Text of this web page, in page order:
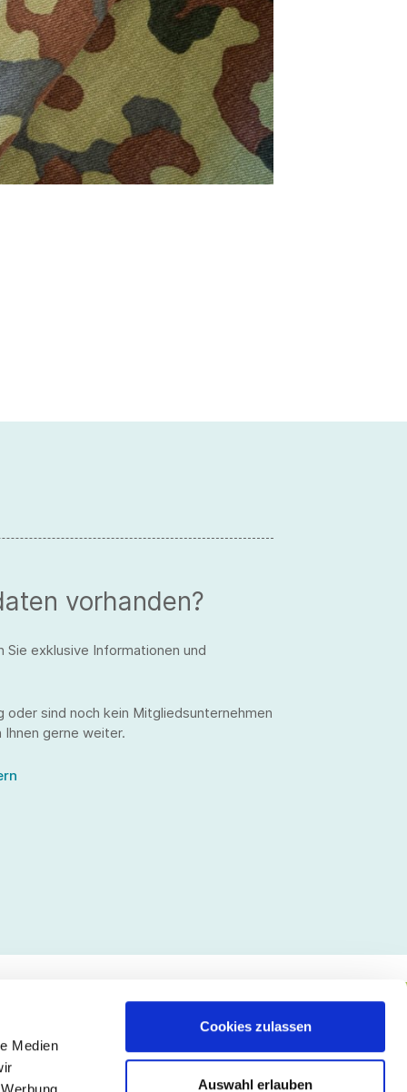
Medien
Cookies zulassen
Auswahl erlauben
vorhanden?
exklusive Informationen und
oder sind noch kein Mitgliedsunternehmen
gerne weiter.
Sie uns